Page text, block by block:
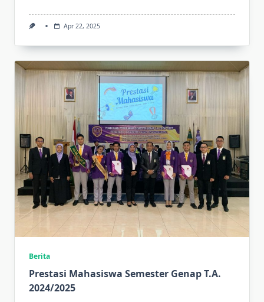
Apr 22, 2025
Berita
Prestasi Mahasiswa Semester Genap T.A.
2024/2025